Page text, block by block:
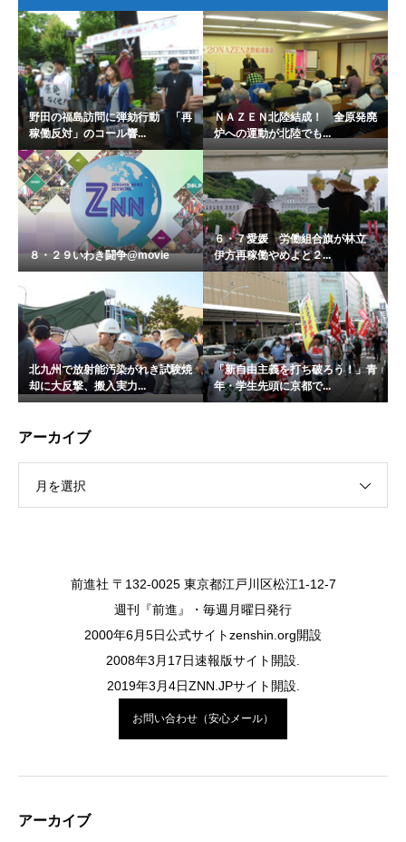
野田の福島訪問に弾劾行動 「再
稼働反対」のコール響...
ＮＡＺＥＮ北陸結成！ 全原発廃
炉への運動が北陸でも...
８・２９いわき闘争@movie
６・７愛媛 労働組合旗が林立
伊方再稼働やめよと２...
北九州で放射能汚染がれき試験焼
却に大反撃、搬入実力...
「新自由主義を打ち破ろう！」青
年・学生先頭に京都で...
アーカイブ
月を選択
前進社 〒132-0025 東京都江戸川区松江1-12-7
週刊『前進』・毎週月曜日発行
2000年6月5日公式サイトzenshin.org開設
2008年3月17日速報版サイト開設.
2019年3月4日ZNN.JPサイト開設.
お問い合わせ（安心メール）
アーカイブ